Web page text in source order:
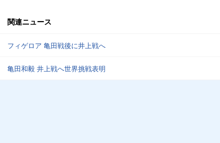
関連ニュース
フィゲロア 亀田戦後に井上戦へ
亀田和毅 井上戦へ世界挑戦表明